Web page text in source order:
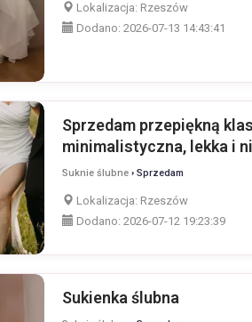
Lokalizacja: Rzeszów
Dodano: 2026-07-13 14:43:41
Sprzedam przepiękną
minimalistyczna, lekka i
Suknie ślubne › Sprzedam
Lokalizacja: Rzeszów
Dodano: 2026-07-12 19:23:39
Sukienka ślubna